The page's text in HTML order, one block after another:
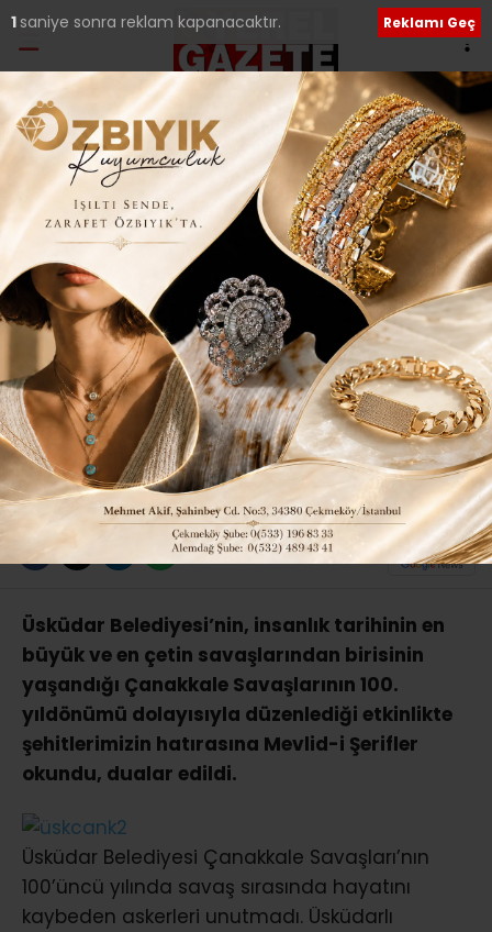
Ana Sayfa›İLÇELERDEN HABERLER
ÜSKÜDAR’DA DUALAR
ÇANAKKALE ŞEHİTLERİ
İÇİN YÜKSELDİ
Giriş: 18-03-2015 20:55
175 İLÇELERDEN HABERLER Tüm Manşetler
ABONE OL
Üsküdar Belediyesi’nin, insanlık tarihinin en
büyük ve en çetin savaşlarından birisinin
yaşandığı Çanakkale Savaşlarının 100.
yıldönümü dolayısıyla düzenlediği etkinlikte
şehitlerimizin hatırasına Mevlid-i Şerifler
okundu, dualar edildi.
Üsküdar Belediyesi Çanakkale Savaşları’nın
100’üncü yılında savaş sırasında hayatını
kaybeden askerleri unutmadı. Üsküdarlı